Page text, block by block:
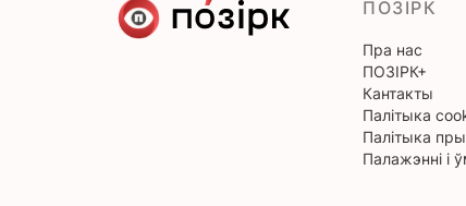
ПОЗІРК
Пра нас
ПОЗІРК+
Кантакты
Палітыка
Палітыка
Палажэнні і